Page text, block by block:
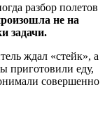
разбор полетов
не на
задачи.
ждал «стейк», а
приготовили еду,
совершенно